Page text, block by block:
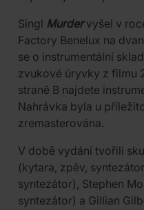
Singl Murdervyšel v
Factory Benelux na
se o instrumentální
zvukové úryvky z filmu
straně B najdete
Nahrávka byla u
zremasterována.
V době vydání tvořili
(kytara, zpěv,
syntezátor), Stephen
syntezátor) a Gillian